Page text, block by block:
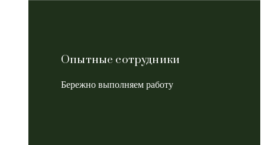
Опытные сотрудники
Бережно выполняем работу